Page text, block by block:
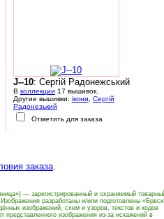
J--10: Сергій Радонежський
В коллекции 17 вышивок.
Другие вышивки: ікони
Сергій
Радонезький
Отметить для заказа
заказа.
— зарегистрированный и охраняемый
разработаны и/или подготовлены
изображений, схем и узоров, текстов и кодов
изображения из-за искажений в